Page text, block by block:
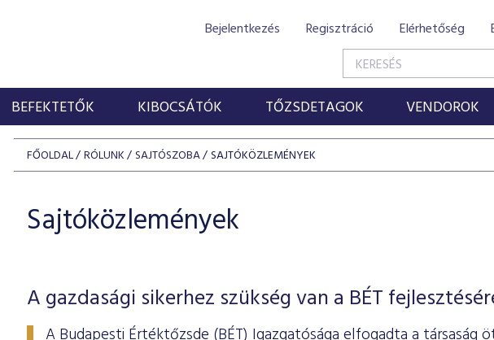
Bejelentkezés Regisztráció Elérhetőség
BEFEKTETŐK KIBOCSÁTÓK TŐZSDETAGOK VENDOROK
FŐOLDAL RÓLUNK SAJTÓSZOBA SAJTÓKÖZLEMÉNYEK
Sajtóközlemények
A gazdasági sikerhez szükség van a BÉT
A Budapesti Értéktőzsde (BÉT) Igazgatósága elfogadta a társaság